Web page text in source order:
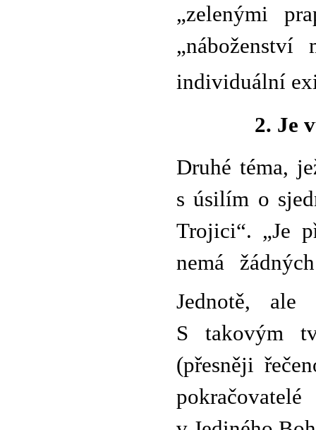
„zelenými
individuální
2. Je
Druhé téma,
s úsilím o
Trojici“. „Je
nemá
Jednotě, ale
S takovým
(přesněji